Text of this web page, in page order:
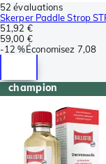
52 évaluations
Skerper Paddle Strop
51,92 €
59,00 €
-12 %Économisez 7,08
champion